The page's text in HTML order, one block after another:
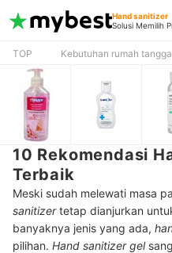
Hand sanitizer
Solusi Memilih
TOP Kebutuhan rumah tangga
10 Rekomendasi
Terbaik
Meski sudah melewati masa
sanitizertetap dianjurkan
banyaknya jenis yang ada,
pilihan. Hand sanitizer gel